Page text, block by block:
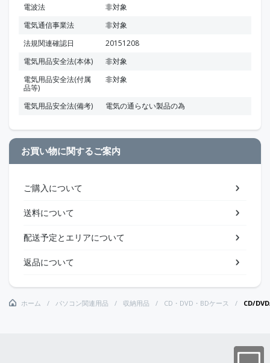
電波法
非対象
電気通信事業法
非対象
法規関連確認日
20151208
電気用品安全法(本体)
非対象
電気用品安全法(付属
品等)
非対象
電気用品安全法(備考) 電気の通らない製品の為
お買い物に関するご案内
ご購入について
送料について
配送予定とエリアについて
返品について
ホーム パソコン関連用品 収納用品 CD・DVD・BDケース CD/